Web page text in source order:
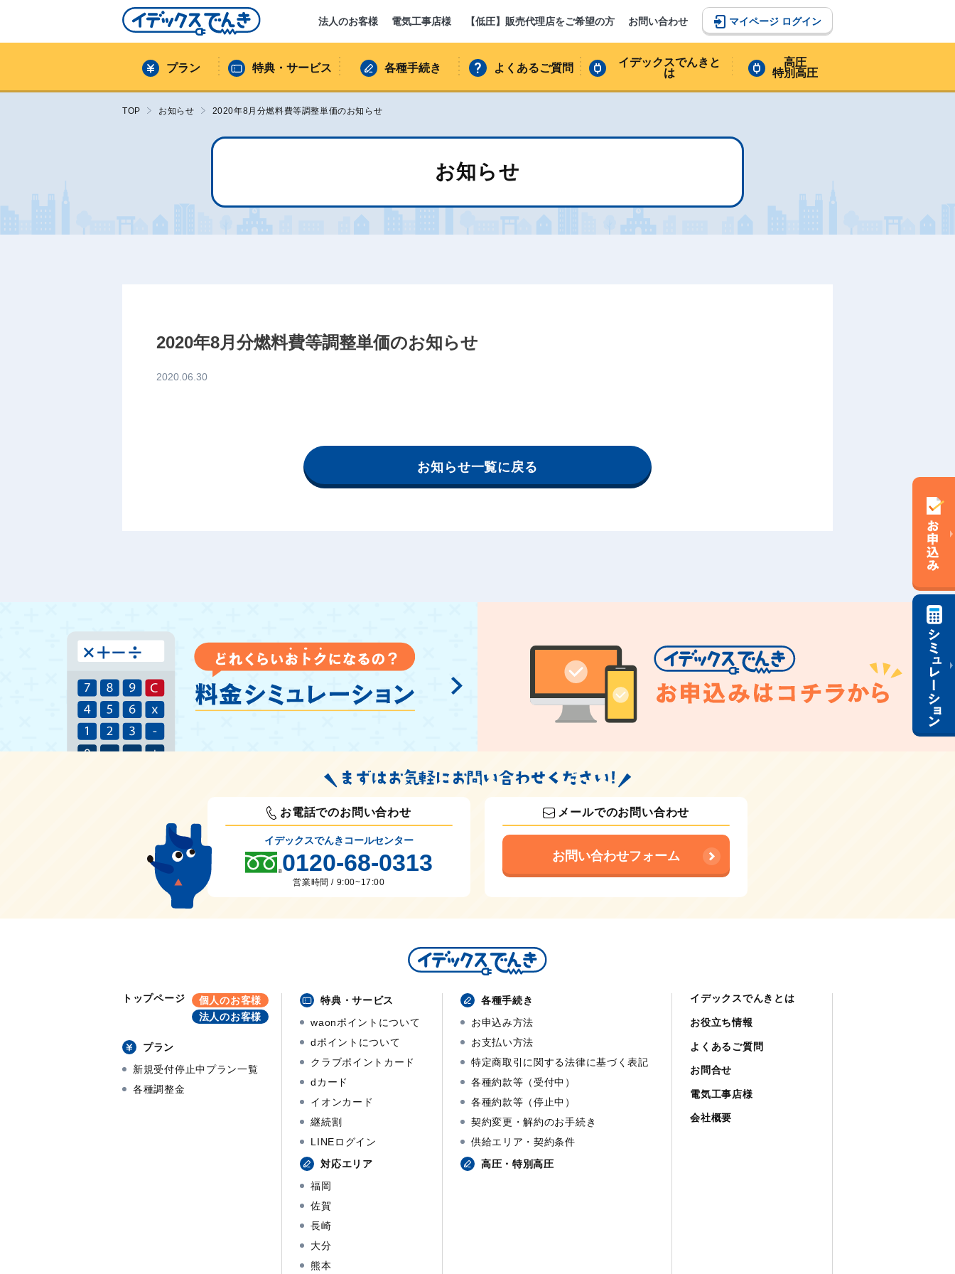
法人のお客様 電気工事店様 【低圧】販売代理店をご希望の方 お問い合わせ マイページ ログイン
プラン 特典・サービス 各種手続き よくあるご質問
イデックスでんきと
は
高圧
特別高圧
TOP お知らせ 2020年8月分燃料費等調整単価のお知らせ
お知らせ
2020年8月分燃料費等調整単価のお知らせ
2020.06.30
お知らせ一覧に戻る
お電話でのお問い合わせ
イデックスでんきコールセンター
0120-68-0313
営業時間 / 9:00~17:00
メールでのお問い合わせ
お問い合わせフォーム
トップページ
個人のお客様
法人のお客様
プラン
新規受付停止中プラン一覧
各種調整金
特典・サービス
waonポイントについて
dポイントについて
クラブポイントカード
dカード
イオンカード
継続割
LINEログイン
対応エリア
福岡
佐賀
長崎
大分
熊本
各種手続き
お申込み方法
お支払い方法
特定商取引に関する法律に基づく表記
各種約款等（受付中）
各種約款等（停止中）
契約変更・解約のお手続き
供給エリア・契約条件
高圧・特別高圧
イデックスでんきとは
お役立ち情報
よくあるご質問
お問合せ
電気工事店様
会社概要